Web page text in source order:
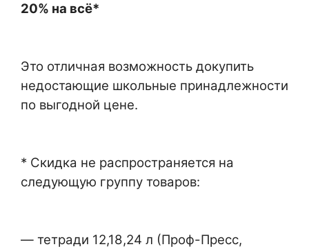
20% на всё*
Это отличная возможность докупить
недостающие школьные принадлежности
по выгодной цене.
* Скидка не распространяется на
следующую группу товаров:
— тетради 12,18,24 л (Проф-Пресс,